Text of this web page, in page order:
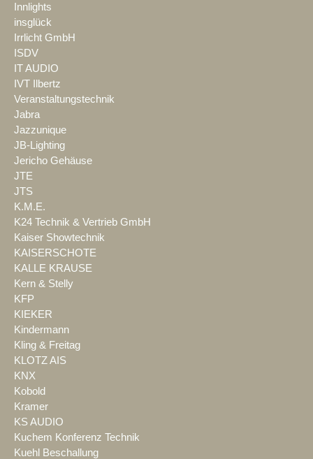
Innlights
insglück
Irrlicht GmbH
ISDV
IT AUDIO
IVT Ilbertz
Veranstaltungstechnik
Jabra
Jazzunique
JB-Lighting
Jericho Gehäuse
JTE
JTS
K.M.E.
K24 Technik & Vertrieb GmbH
Kaiser Showtechnik
KAISERSCHOTE
KALLE KRAUSE
Kern & Stelly
KFP
KIEKER
Kindermann
Kling & Freitag
KLOTZ AIS
KNX
Kobold
Kramer
KS AUDIO
Kuchem Konferenz Technik
Kuehl Beschallung